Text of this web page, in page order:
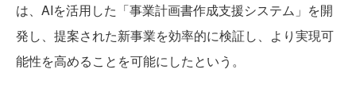
は、AIを活用した「事業計画書作成支援システム」を開
発し、提案された新事業を効率的に検証し、より実現可
能性を高めることを可能にしたという。